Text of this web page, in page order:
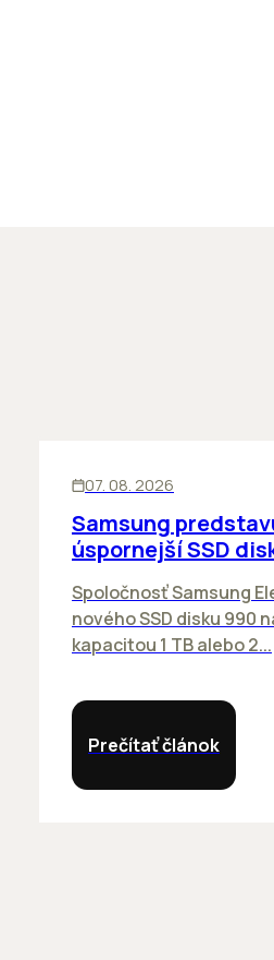
07. 08. 2026
Samsung
úspornejší SSD
Spoločnosť Samsung
nového SSD disku 990
kapacitou 1 TB alebo 2...
Prečítať článok